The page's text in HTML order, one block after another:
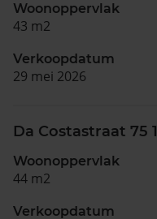
Woonoppervlak
43 m2
Verkoopdatum
29 mei 2026
Da Costastraat 75 1
Woonoppervlak
44 m2
Verkoopdatum